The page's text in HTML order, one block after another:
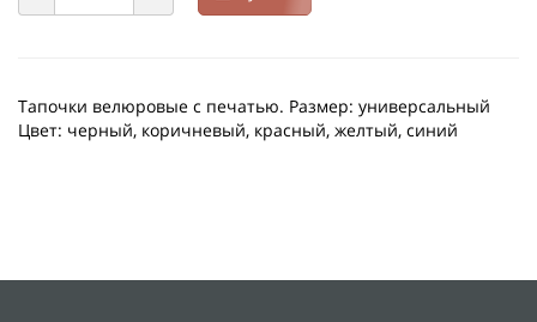
Тапочки велюровые с печатью. Размер: универсальный
Цвет: черный, коричневый, красный, желтый, синий